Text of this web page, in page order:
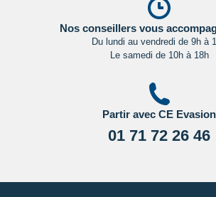
Nos conseillers vous
Du lundi au vendredi de 9h à
Le samedi de 10h à 18h
Partir avec CE Evasion
01 71 72 26 46